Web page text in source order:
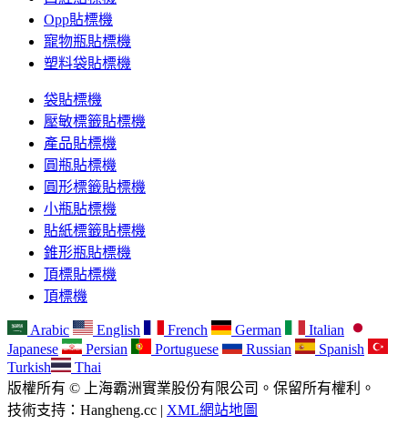
Opp貼標機
寵物瓶貼標機
塑料袋貼標機
袋貼標機
壓敏標籤貼標機
產品貼標機
圓瓶貼標機
圓形標籤貼標機
小瓶貼標機
貼紙標籤貼標機
錐形瓶貼標機
頂標貼標機
頂標機
Arabic English French German
Italian
Japanese
Persian Portuguese Russian
Spanish
Turkish
Thai
版權所有 © 上海霸洲實業股份有限公司。保留所有權利。
技術支持：Hangheng.cc | XML網站地圖